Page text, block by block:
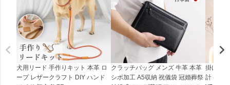
犬用リード 手作りキット 本革 ロ
ープ レザークラフト DIY ハンド
クラッチバッグ メンズ 牛革 本革
シボ加工 A5収納 祝儀袋 冠婚葬祭
掛け時
計